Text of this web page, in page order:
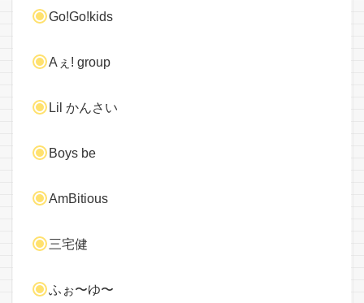
Go!Go!kids
Aぇ! group
Lil かんさい
Boys be
AmBitious
三宅健
ふぉ〜ゆ〜